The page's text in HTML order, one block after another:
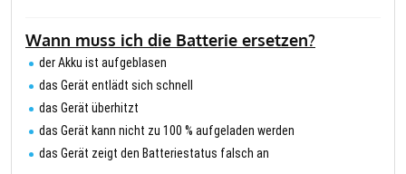
Wann muss ich die Batterie ersetzen?
der Akku ist aufgeblasen
das Gerät entlädt sich schnell
das Gerät überhitzt
das Gerät kann nicht zu 100 % aufgeladen werden
das Gerät zeigt den Batteriestatus falsch an